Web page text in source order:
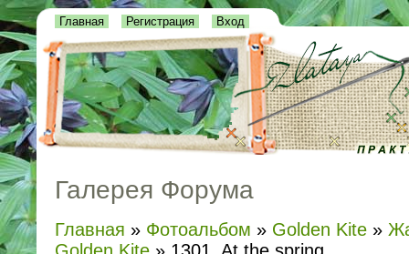
Главная Регистрация Вход
Галерея Форума
Главная » Фотоальбом » Golden Kite »